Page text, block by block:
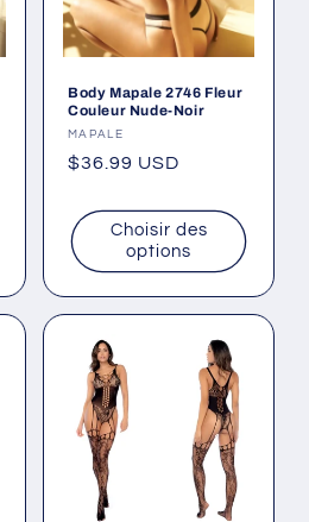
Body Mapale 2746 Fleur
Couleur Nude-Noir
Fournisseur :
MAPALE
Prix
$36.99 USD
Choisir des
options